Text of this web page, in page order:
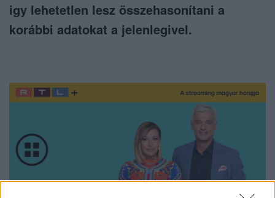
igy lehetetlen lesz összehasonítani a
korábbi adatokat a jelenlegivel.